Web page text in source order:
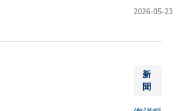
波先
生、科
大校董
固體中
輸的全
制，為
相關材
師生們紛
天任務圓
成功，均
到無比激
別行政區
荷專家黎
2026-05-23
新
聞